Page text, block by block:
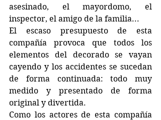
asesinado, el mayordomo, el
inspector, el amigo de la familia...
El escaso presupuesto de esta
compañía provoca que todos los
elementos del decorado se vayan
cayendo y los accidentes se sucedan
de forma continuada: todo muy
medido y presentado de forma
original y divertida.
Como los actores de esta compañía